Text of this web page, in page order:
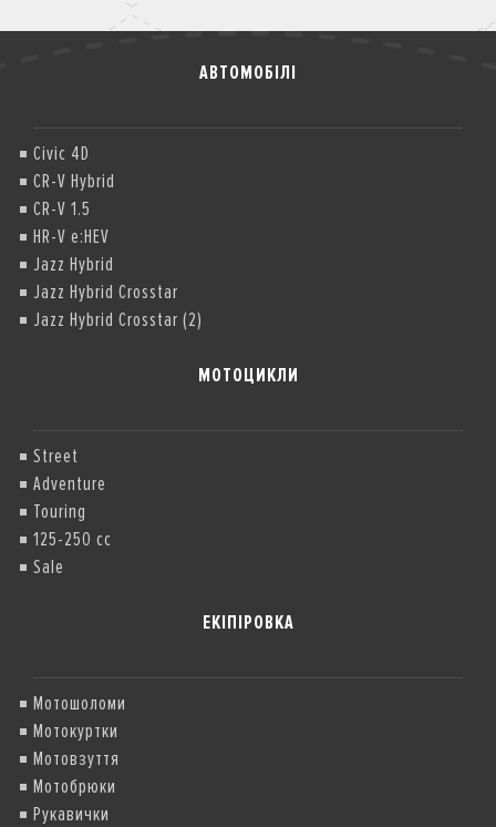
АВТОМОБІЛІ
Civic 4D
CR-V Hybrid
CR-V 1.5
HR-V e:HEV
Jazz Hybrid
Jazz Hybrid Crosstar
Jazz Hybrid Crosstar (2)
МОТОЦИКЛИ
Street
Adventure
Touring
125-250 cc
Sale
ЕКІПІРОВКА
Мотошоломи
Мотокуртки
Мотовзуття
Мотобрюки
Рукавички